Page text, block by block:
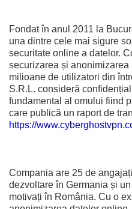
Fondat în anul 2011 la
una dintre cele mai sigure
securitate online a datelor.
securizarea și
milioane de utilizatori din
S.R.L. consideră
fundamental al omului fiind
care publică un raport de
https://
Compania are 25 de
dezvoltare în Germania și
motivați în România. Cu o